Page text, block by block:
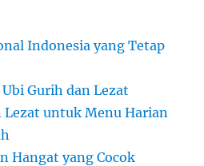
Indonesia yang Tetap
Ubi Gurih dan Lezat
Lezat untuk Menu Harian
Hangat yang Cocok